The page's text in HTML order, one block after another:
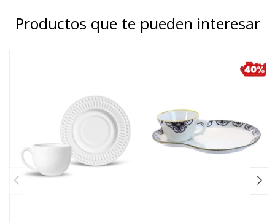
Productos que te pueden interesar